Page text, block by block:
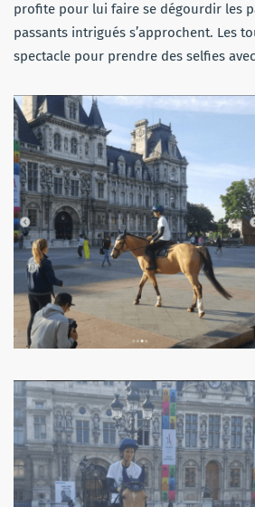
profite pour lui faire se dégourdir les
passants intrigués s’approchent. Les
spectacle pour prendre des selfies